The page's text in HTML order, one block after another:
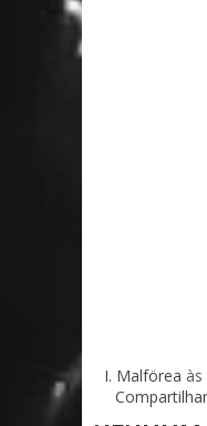
I. Malförea às
Compartilhar